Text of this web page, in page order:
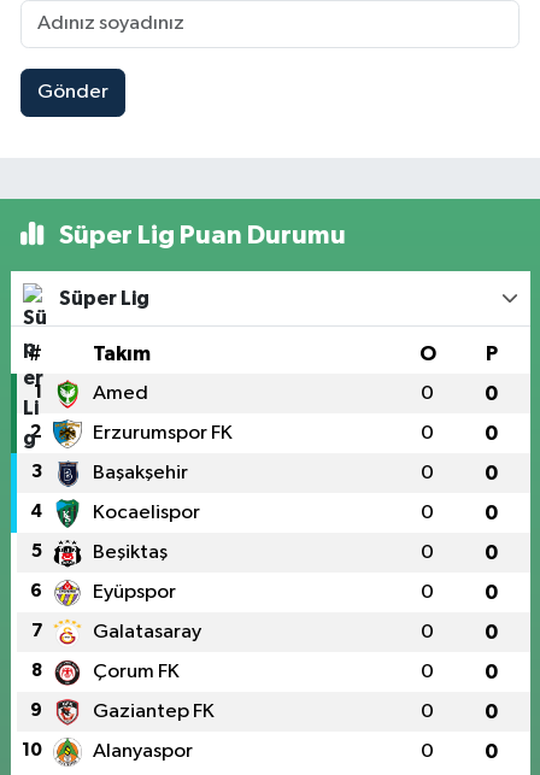
Gönder
Süper Lig Puan Durumu
Süper Lig
# Takım O P
1 Amed 0 0
2 Erzurumspor FK 0 0
3 Başakşehir 0 0
4 Kocaelispor 0 0
5 Beşiktaş 0 0
6 Eyüpspor 0 0
7 Galatasaray 0 0
8 Çorum FK 0 0
9 Gaziantep FK 0 0
10 Alanyaspor 0 0